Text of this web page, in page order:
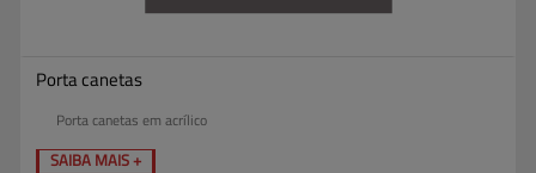
Porta canetas
Porta canetas em acrílico
SAIBA MAIS +